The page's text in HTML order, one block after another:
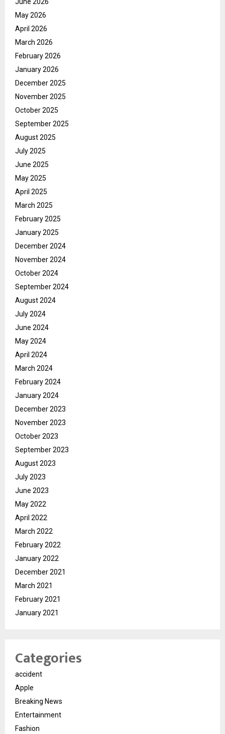
May 2026
April 2026
March 2026
February 2026
January 2026
December 2025
November 2025
October 2025
September 2025
August 2025
July 2025
June 2025
May 2025
April 2025
March 2025
February 2025
January 2025
December 2024
November 2024
October 2024
September 2024
August 2024
July 2024
June 2024
May 2024
April 2024
March 2024
February 2024
January 2024
December 2023
November 2023
October 2023
September 2023
August 2023
July 2023
June 2023
May 2022
April 2022
March 2022
February 2022
January 2022
December 2021
March 2021
February 2021
January 2021
Categories
accident
Apple
Breaking News
Entertainment
Fashion